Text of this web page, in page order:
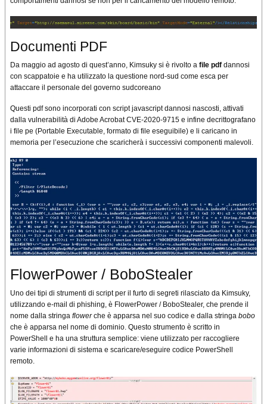
Documenti PDF
Da maggio ad agosto di quest’anno, Kimsuky si è rivolto a file pdf dannosi
con scappatoie e ha utilizzato la questione nord-sud come esca per
attaccare il personale del governo sudcoreano
Questi pdf sono incorporati con script javascript dannosi nascosti, attivati ​​
dalla vulnerabilità di Adobe Acrobat CVE-2020-9715 e infine decrittografano
i file pe (Portable Executable, formato di file eseguibile) e li caricano in
memoria per l’esecuzione che scaricherà i successivi componenti malevoli.
FlowerPower / BoboStealer
Uno dei tipi di strumenti di script per il furto di segreti rilasciato da Kimsuky,
utilizzando e-mail di phishing, è FlowerPower / BoboStealer, che prende il
nome dalla stringa flowerche è apparsa nel suo codice e dalla stringa bobo
che è apparsa nel nome di dominio. Questo strumento è scritto in
PowerShell e ha una struttura semplice: viene utilizzato per raccogliere
varie informazioni di sistema e scaricare/eseguire codice PowerShell
remoto.